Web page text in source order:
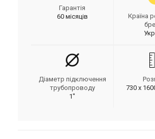
Гарантія
60 місяців
Країна
Діаметр підключення
трубопроводу
1"
730 х